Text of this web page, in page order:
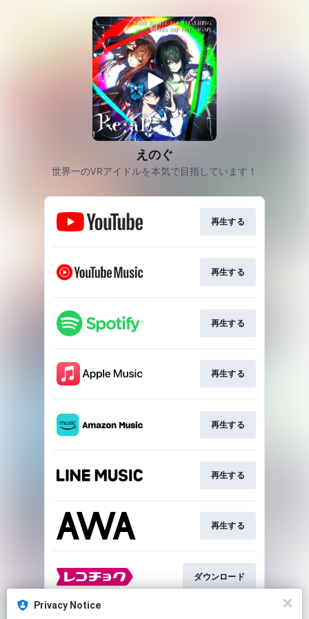
えのぐ
世界一のVRアイドルを本気で目指しています！
再生する
再生する
再生する
再生する
再生する
再生する
再生する
ダウンロード
Privacy Notice